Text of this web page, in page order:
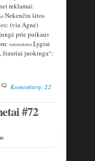
reklamai:
šitos
(via Agnė)
prie puikaus
ωωωωω Lygiai
žiauriai juokinga“:
Komentarų: 22
#72